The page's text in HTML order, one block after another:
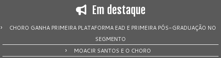
Em destaque
CHORO GANHA PRIMEIRA PLATAFORMA EAD E PRIMEIRA PÓS-GRADUAÇÃO NO
SEGMENTO
MOACIR SANTOS E O CHORO